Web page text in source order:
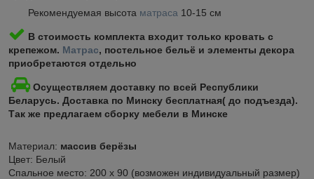
Рекомендуемая высота матраса 10-15 см
В стоимость комплекта входит только кровать с
крепежом. Матрас, постельное бельё и элементы декора
приобретаются отдельно
Осуществляем доставку по всей Республики
Беларусь. Доставка по Минску бесплатная( до подъезда).
Так же предлагаем сборку мебели в Минске
Материал: массив берёзы
Цвет: Белый
Спальное место: 200 х 90 (возможен индивидуальный размер)